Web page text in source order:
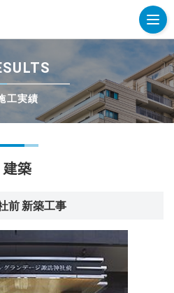
工実績
建築
前 新築工事